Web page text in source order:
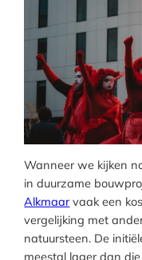
Wanneer we kijken
in duurzame
Alkmaarvaak een
vergelijking met
natuursteen. De
meestal lager dan